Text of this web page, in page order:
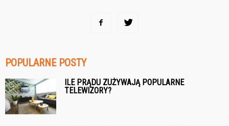
POPULARNE POSTY
ILE PRĄDU ZUŻYWAJĄ POPULARNE
TELEWIZORY?